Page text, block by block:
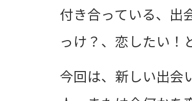
付き合っている、出
っけ？、恋したい！
今回は、新しい出会